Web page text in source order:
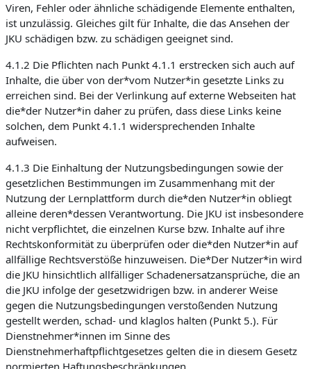
Viren, Fehler oder ähnliche schädigende Elemente enthalten,
ist unzulässig. Gleiches gilt für Inhalte, die das Ansehen der
JKU schädigen bzw. zu schädigen geeignet sind.
4.1.2 Die Pflichten nach Punkt 4.1.1 erstrecken sich auch auf
Inhalte, die über von der*vom Nutzer*in gesetzte Links zu
erreichen sind. Bei der Verlinkung auf externe Webseiten hat
die*der Nutzer*in daher zu prüfen, dass diese Links keine
solchen, dem Punkt 4.1.1 widersprechenden Inhalte
aufweisen.
4.1.3 Die Einhaltung der Nutzungsbedingungen sowie der
gesetzlichen Bestimmungen im Zusammenhang mit der
Nutzung der Lernplattform durch die*den Nutzer*in obliegt
alleine deren*dessen Verantwortung. Die JKU ist insbesondere
nicht verpflichtet, die einzelnen Kurse bzw. Inhalte auf ihre
Rechtskonformität zu überprüfen oder die*den Nutzer*in auf
allfällige Rechtsverstöße hinzuweisen. Die*Der Nutzer*in wird
die JKU hinsichtlich allfälliger Schadenersatzansprüche, die an
die JKU infolge der gesetzwidrigen bzw. in anderer Weise
gegen die Nutzungsbedingungen verstoßenden Nutzung
gestellt werden, schad- und klaglos halten (Punkt 5.). Für
Dienstnehmer*innen im Sinne des
Dienstnehmerhaftpflichtgesetzes gelten die in diesem Gesetz
normierten Haftungsbeschränkungen.